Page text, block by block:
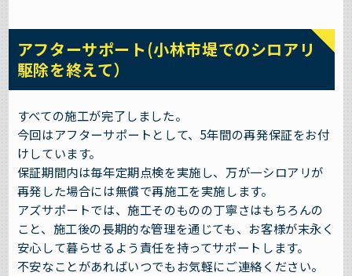
アフターサポート(小林市堤でのシロアリ
駆除を終えて）
すべての施工が完了しました。
今回はアフターサポートとして、5年間の再発保証をお付
けしています。
保証期間内は毎年定期点検を実施し、万が一シロアリが
再発した場合には無償で再施工を実施します。
アズサポートでは、施工そのものの丁寧さはもちろんの
こと、施工後の長期的な管理を通じても、お客様が末永く
安心して暮らせるよう責任を持ってサポートします。
不安なことがあればいつでもお気軽にご連絡ください。